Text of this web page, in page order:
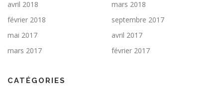
avril 2018
mars 2018
février 2018
septembre 2017
mai 2017
avril 2017
mars 2017
février 2017
CATÉGORIES